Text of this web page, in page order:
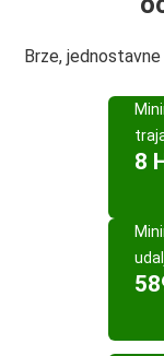
Brze,
8